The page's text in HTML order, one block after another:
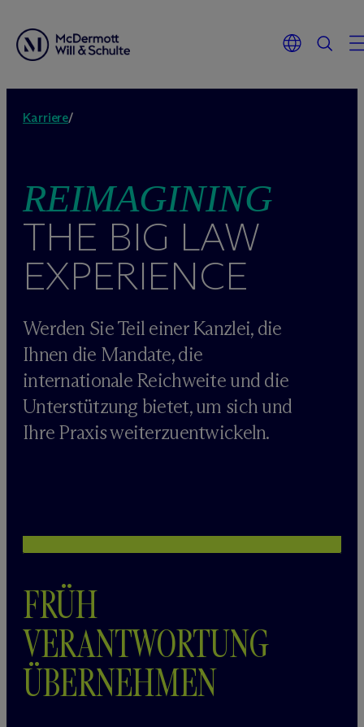
Inhalt
Karriere/
REIMAGINING
THE BIG LAW
EXPERIENCE
Werden Sie Teil einer Kanzlei, die
Ihnen die Mandate, die
internationale Reichweite und die
Unterstützung bietet, um sich und
Ihre Praxis weiterzuentwickeln.
FRÜH
VERANTWORTUNG
ÜBERNEHMEN